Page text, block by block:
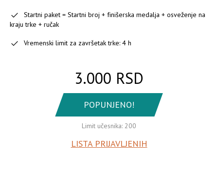
Startni paket = Startni broj + finišerska medalja + osveženje na
kraju trke + ručak
Vremenski limit za završetak trke: 4 h
3.000 RSD
POPUNJENO!
Limit učesnika: 200
LISTA PRIJAVLJENIH